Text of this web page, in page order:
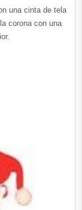
una cinta de tela
corona con una